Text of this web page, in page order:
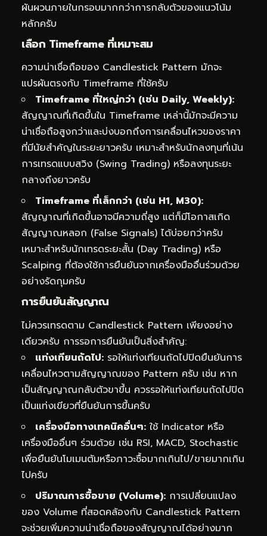
ผันผวนภายในกรอบมากกว่าการกลับตัวของแนวโน้ม
หลักครับ
เลือก Timeframe ที่เหมาะสม
ความน่าเชื่อถือของ Candlestick Pattern มักจะ
แปรผันตรงกับ Timeframe ที่ใช้ครับ
Timeframe ที่ใหญ่กว่า (เช่น Daily, Weekly):
สัญญาณที่เกิดขึ้นใน Timeframe เหล่านี้มักจะมีความ
น่าเชื่อถือสูงกว่าและบ่งบอกถึงการเคลื่อนไหวของราคา
ที่มีนัยสำคัญในระยะยาวครับ เหมาะสำหรับนักลงทุนที่เน้น
การเทรดแบบสวิง (Swing Trading) หรือลงทุนระยะ
กลางถึงยาวครับ
Timeframe ที่เล็กกว่า (เช่น H1, M30):
สัญญาณที่เกิดขึ้นอาจมีความถี่สูง แต่ก็มีโอกาสเกิด
สัญญาณหลอก (False Signals) ได้บ่อยกว่าครับ
เหมาะสำหรับนักเทรดระยะสั้น (Day Trading) หรือ
Scalping ที่ต้องใช้การยืนยันจากเครื่องมืออื่นร่วมด้วย
อย่างรัดกุมครับ
การยืนยันสัญญาณ
ไม่ควรเทรดตาม Candlestick Pattern เพียงอย่าง
เดียวครับ การรอการยืนยันเป็นสิ่งสำคัญ:
แท่งเทียนถัดไป: รอให้แท่งเทียนถัดไปปิดยืนยันการ
เคลื่อนไหวตามสัญญาณของ Pattern ครับ เช่น หาก
เป็นสัญญาณกลับตัวขาขึ้น ควรรอให้แท่งเทียนถัดไปปิด
เป็นแท่งเขียวที่ยืนยันการขึ้นครับ
เครื่องมือทางเทคนิคอื่นๆ: ใช้ Indicator หรือ
เครื่องมืออื่นๆ ร่วมด้วย เช่น RSI, MACD, Stochastic
เพื่อยืนยันโมเมนตัมหรือภาวะซื้อมากเกินไป/ขายมากเกิน
ไปครับ
ปริมาณการซื้อขาย (Volume): การเปลี่ยนแปลง
ของ Volume ที่สอดคล้องกับ Candlestick Pattern
จะช่วยเพิ่มความน่าเชื่อถือของสัญญาณได้อย่างมาก